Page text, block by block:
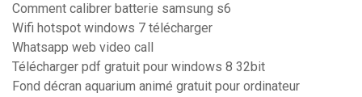
Comment calibrer batterie samsung s6
Wifi hotspot windows 7 télécharger
Whatsapp web video call
Télécharger pdf gratuit pour windows 8 32bit
Fond décran aquarium animé gratuit pour ordinateur